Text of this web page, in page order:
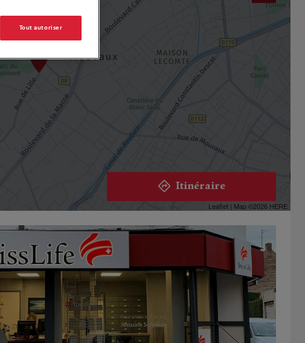
Leaflet | Map ©2026 HERE
Itinéraire
Tout autoriser